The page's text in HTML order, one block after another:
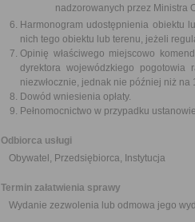
nadzorowanych przez Ministra
Harmonogram udostępnienia obiektu
nich tego obiektu lub terenu, jeżeli
Opinię właściwego miejscowo
dyrektora wojewódzkiego pogotowia
niezwłocznie, jednak nie później niż
Dowód wniesienia opłaty.
Pełnomocnictwo w przypadku
Odbiorca usługi
Obywatel, Przedsiębiorca, Instytucja
Termin załatwienia sprawy
Wydanie zezwolenia lub odmowa jego